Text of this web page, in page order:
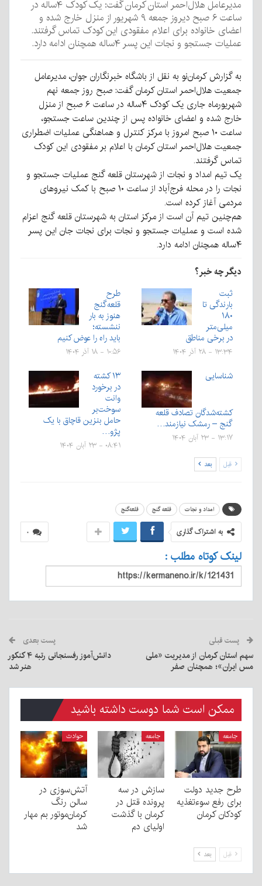
مدیرعامل هلال‌احمر استان کرمان گفت: یک کودک ۴ساله در
ساعت ۶ صبح دیروز جمعه ۹ شهریور از منزل خارج شده و
اعضای خانواده برای اعلام مفقودی این کودک تماس گرفتند.
عملیات جستجو و نجات این پسر ۴ساله همچنان ادامه دارد.
به گزارش کرمان‌نو به نقل از باشگاه خبرنگاران جوان، مدیرعامل
جمعیت هلال‌احمر استان کرمان گفت: صبح روز جمعه نهم
شهریورماه جاری یک کودک ۴ساله در ساعت ۶ صبح از منزل
خارج شده و اعضای خانواده پس از چندین ساعت جستجو،
ساعت ۱۰ صبح امروز با مرکز کنترل و هماهنگی عملیات اضطراری
جمعیت هلال‌احمر استان کرمان با اعلام بر مفقودی این کودک
تماس گرفتند.
یک تیم امداد و نجات از شهرستان قلعه گنج عملیات جستجو و
نجات را در محله فرج‌آباد از ساعت ۱۰ صبح با کمک نیروهای
مردمی آغاز کرده است.
هم‌چنین تیم آن است از مرکز استان به شهرستان قلعه گنج اعزام
شده است و عملیات جستجو و نجات برای نجات جان این پسر
۴ساله همچنان ادامه دارد.
دیگر چه خبر؟
ثبت
بارندگی تا
۱۸۰
میلی‌متر
در برخی مناطق
۱۳:۳۴ - ۲۸ آذر ۱۴۰۴
طرح
قلعه‌گنج
هنوز به بار
ننشسته؛
باید راه را عوض کنیم
۱۰:۵۶ - ۱۸ آذر ۱۴۰۴
شناسایی
کشته‌شدگان تصادف قلعه
گنج – رمشک نیازمند…
۱۳:۱۷ - ۲۳ آبان ۱۴۰۴
۱۳ کشته
در برخورد
وانت
سوخت‌بر
حامل بنزین قاچاق با یک
پژو…
۰۸:۴۱ - ۲۳ آبان ۱۴۰۴
قبل بعد
امداد و نجات قلعه گنج قلعه‌گنج
۰ به اشتراک گذاری
لینک کوتاه مطلب :
پست قبلی
سهم استان کرمان از مدیریت «ملی
مس ایران»؛ همچنان صفر
پست بعدی
دانش‌آموز رفسنجانی رتبه ۴ کنکور
هنر شد
ممکن است شما دوست داشته باشید
جامعه
طرح جدید دولت
برای رفع سوءتغذیه
کودکان کرمان
جامعه
سازش در سه
پرونده قتل در
کرمان با گذشت
اولیای دم
حوادث
آتش‌سوزی در
سالن رنگ
کرمان‌موتور بم مهار
شد
قبل بعد